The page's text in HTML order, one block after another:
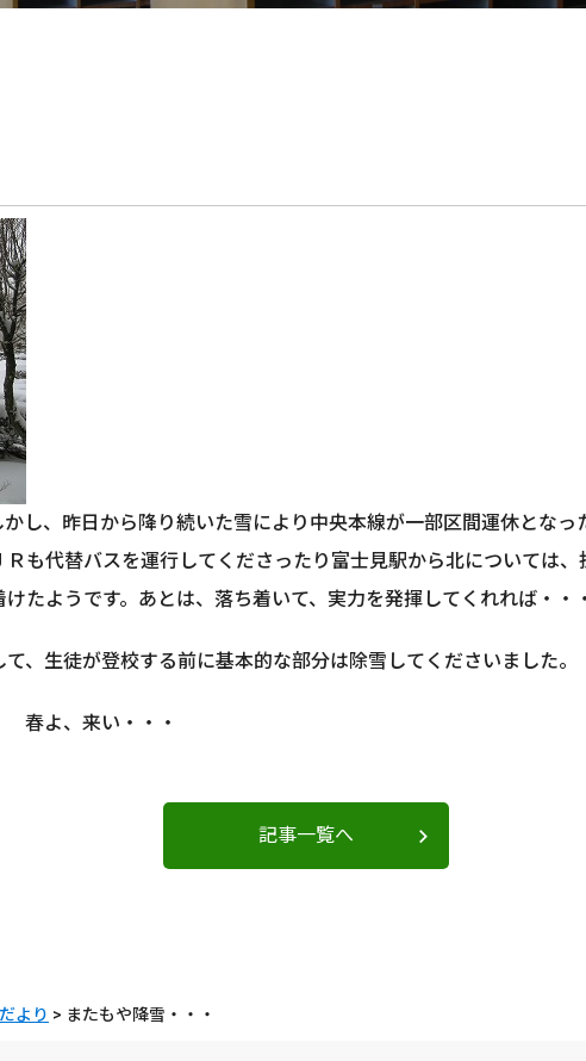
し、昨日から降り続いた雪により中央本線が一部区間運休とな
も代替バスを運行してくださったり富士見駅から北については、
たようです。あとは、落ち着いて、実力を発揮してくれれば・・
、生徒が登校する前に基本的な部分は除雪してくださいました。
よ、来い・・・
記事一覧へ
より > またもや降雪・・・